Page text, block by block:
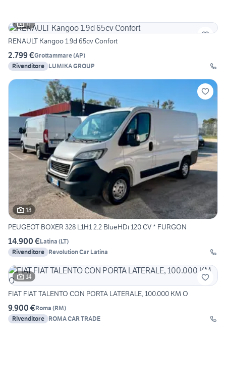
11
RENAULT Kangoo 1.9d 65cv Confort
2.799 €Grottammare(AP)
Rivenditore LUMIKA GROUP
18
PEUGEOT BOXER 328 L1H1 2.2 BlueHDi 120 CV * FURGON
14.900 €Latina (LT)
Rivenditore Revolution Car Latina
14
FIAT FIAT TALENTO CON PORTA LATERALE, 100.000 KM O
9.900 €Roma (RM)
Rivenditore ROMA CAR TRADE